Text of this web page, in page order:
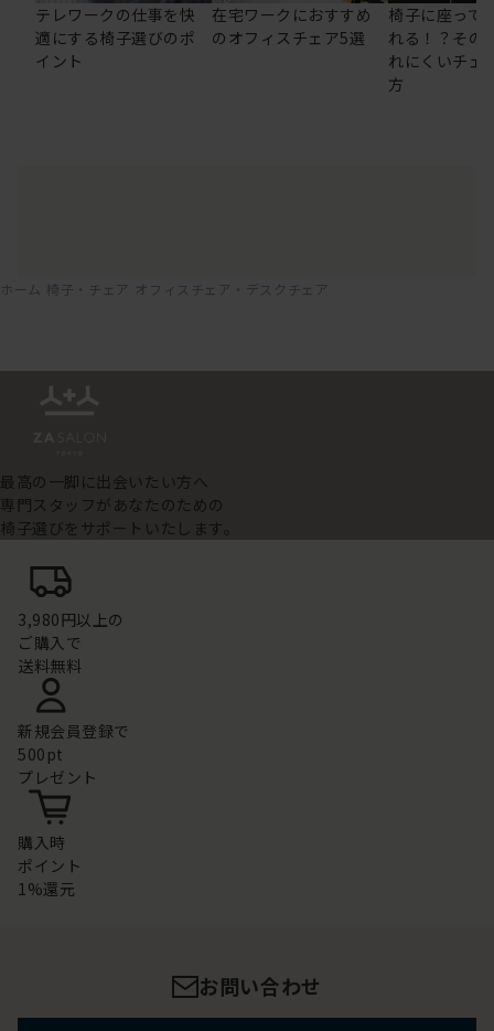
テレワークの仕事を快
適にする椅子選びのポ
イント
在宅ワークにおすすめ
のオフィスチェア5選
椅子に座って
れる！？その
れにくいチェ
方
ホーム 椅子・チェア オフィスチェア・デスクチェア
最高の一脚に出会いたい方へ
専門スタッフがあなたのための
椅子選びをサポートいたします。
3,980円以上の
ご購入で
送料無料
新規会員登録で
500pt
プレゼント
購入時
ポイント
1%還元
お問い合わせ